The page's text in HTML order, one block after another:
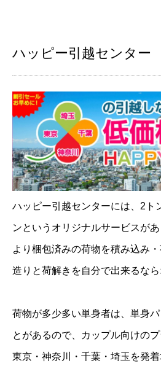
ハッピー引越センター
ハッピー引越センターには、2ト
ンというオリジナルサービスが
より梱包済みの荷物を積み込み
造りと荷解きを自分で出来るなら
荷物が多少多い単身者は、単身
とがあるので、カップル向けのプ
東京・神奈川・千葉・埼玉を発